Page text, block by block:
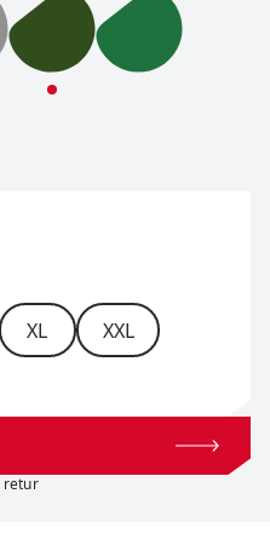
Pants M
Merino Pants M
RaceX Merino Pants M
RaceX
XL XXL
retur